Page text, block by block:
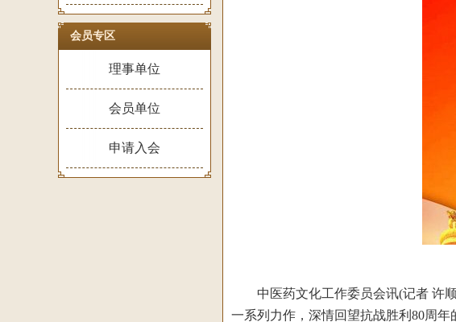
会员专区
理事单位
会员单位
申请入会
中医药文化工作委员会讯(记者 许顺
一系列力作，深情回望抗战胜利80周